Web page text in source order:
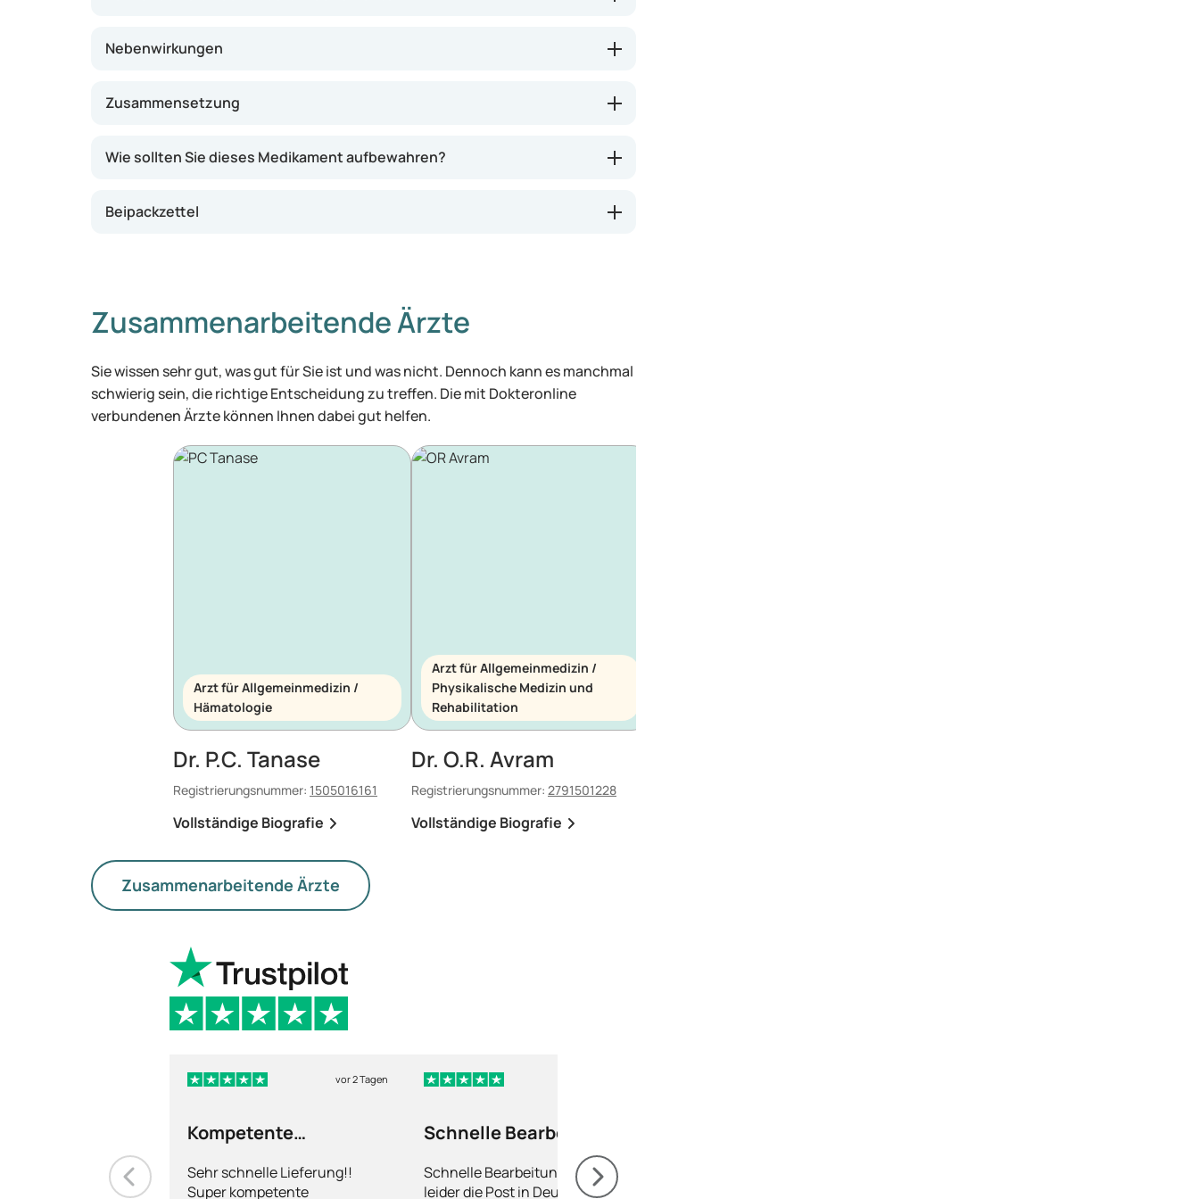
Nebenwirkungen
Zusammensetzung
Wie sollten Sie dieses Medikament aufbewahren?
Beipackzettel
Zusammenarbeitende Ärzte
Sie wissen sehr gut, was gut für Sie ist und was nicht. Dennoch kann es manchmal
schwierig sein, die richtige Entscheidung zu treffen. Die mit Dokteronline
verbundenen Ärzte können Ihnen dabei gut helfen.
Arzt für Allgemeinmedizin /
Hämatologie
Dr. P.C. Tanase
Registrierungsnummer: 1505016161
Vollständige Biografie
Arzt für Allgemeinmedizin /
Physikalische Medizin und
Rehabilitation
Dr. O.R. Avram
Registrierungsnummer: 2791501228
Vollständige Biografie
Zusammenarbeitende Ärzte
vor 2 Tagen
Kompetente
Sehr schnelle Lieferung!!
Super kompetente
Schnelle Bearbeitung
Schnelle Bearbeitung nur
leider die Post in Deutschland